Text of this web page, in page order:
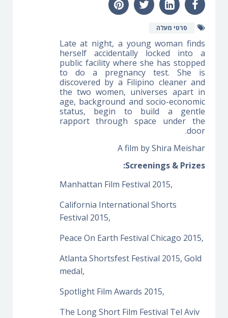
סרטי מעלה
Late at night, a young woman finds
herself accidentally locked into a
public facility where she has stopped
to do a pregnancy test. She is
discovered by a Filipino cleaner and
the two women, universes apart in
age, background and socio-economic
status, begin to build a gentle
rapport through space under the
door.
A film by Shira Meishar
Screenings & Prizes:
Manhattan Film Festival 2015,
California International Shorts
Festival 2015,
Peace On Earth Festival Chicago 2015,
Atlanta Shortsfest Festival 2015, Gold
medal,
Spotlight Film Awards 2015,
The Long Short Film Festival Tel Aviv